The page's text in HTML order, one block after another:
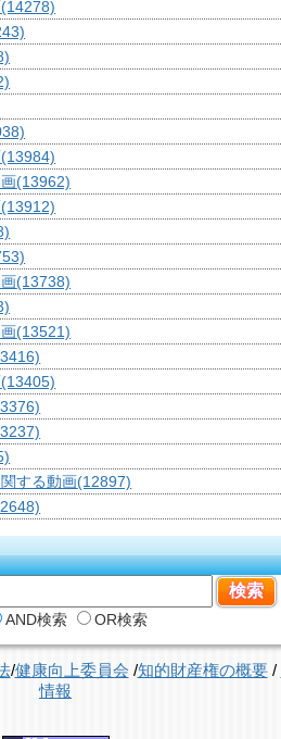
(14278)
(13984)
(13962)
(13912)
(13738)
(13521)
(13405)
する動画(12897)
AND検索 OR検索
/健康向上委員会 /知的財産権の概要/
情報